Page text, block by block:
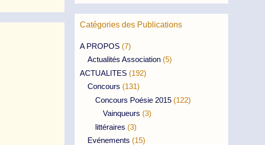
Catégories des Publications
A PROPOS (7)
Actualités Association (5)
ACTUALITES (192)
Concours (131)
Concours Poésie 2015 (122)
Vainqueurs (3)
littéraires (3)
Evénements (15)